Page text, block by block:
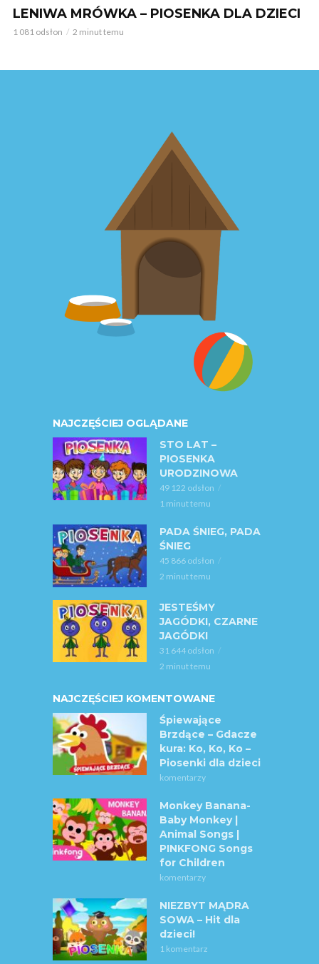
LENIWA MRÓWKA – PIOSENKA DLA DZIECI
1 081 odsłon 2 minut temu
NAJCZĘŚCIEJ OGLĄDANE
STO LAT –
PIOSENKA
URODZINOWA
49 122 odsłon
1 minut temu
PADA ŚNIEG, PADA
ŚNIEG
45 866 odsłon
2 minut temu
JESTEŚMY
JAGÓDKI, CZARNE
JAGÓDKI
31 644 odsłon
2 minut temu
NAJCZĘŚCIEJ KOMENTOWANE
Śpiewające
Brzdące – Gdacze
kura: Ko, Ko, Ko –
Piosenki dla dzieci
komentarzy
Monkey Banana-
Baby Monkey |
Animal Songs |
PINKFONG Songs
for Children
komentarzy
NIEZBYT MĄDRA
SOWA – Hit dla
dzieci!
1 komentarz